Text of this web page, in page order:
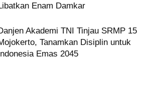
Enam Damkar
Akademi TNI Tinjau SRMP 15
Tanamkan Disiplin untuk
Emas 2045